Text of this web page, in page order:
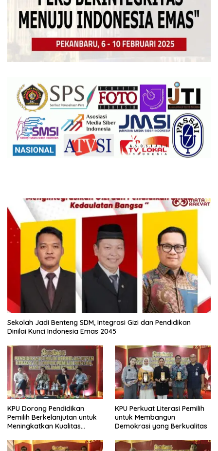
Sekolah Jadi Benteng SDM, Integrasi Gizi dan Pendidikan
Dinilai Kunci Indonesia Emas 2045
KPU Dorong Pendidikan
Pemilih Berkelanjutan untuk
Meningkatkan Kualitas
KPU Perkuat Literasi Pemilih
untuk Membangun
Demokrasi yang Berkualitas